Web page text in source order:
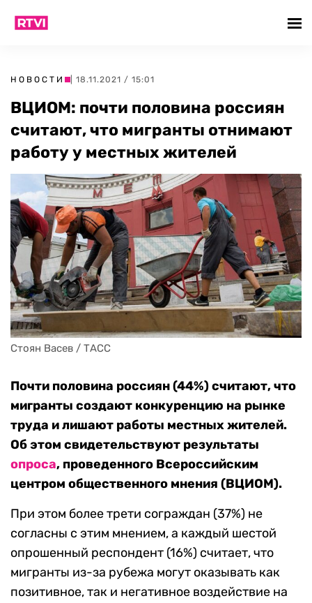
НОВОСТИ | 18.11.2021 / 15:01
ВЦИОМ: почти половина россиян
считают, что мигранты отнимают
работу у местных жителей
Стоян Васев / ТАСС
Почти половина россиян (44%) считают, что
мигранты создают конкуренцию на рынке
труда и лишают работы местных жителей.
Об этом свидетельствуют результаты
опроса, проведенного Всероссийским
центром общественного мнения (ВЦИОМ).
При этом более трети сограждан (37%) не
согласны с этим мнением, а каждый шестой
опрошенный респондент (16%) считает, что
мигранты из-за рубежа могут оказывать как
позитивное, так и негативное воздействие на